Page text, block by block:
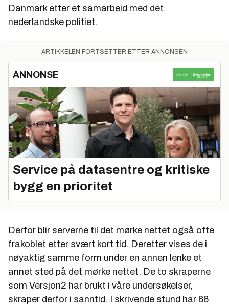
Danmark etter et samarbeid med det
nederlandske politiet.
ARTIKKELEN FORTSETTER ETTER ANNONSEN
ANNONSE
Service på datasentre og kritiske
bygg en prioritet
Derfor blir serverne til det mørke nettet også ofte
frakoblet etter svært kort tid. Deretter vises de i
nøyaktig samme form under en annen lenke et
annet sted på det mørke nettet. De to skraperne
som Versjon2 har brukt i våre undersøkelser,
skraper derfor i sanntid. I skrivende stund har 66